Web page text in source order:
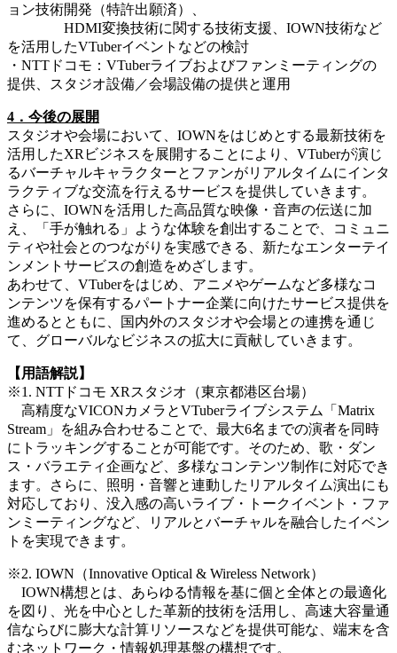
ョン技術開発（特許出願済）、
HDMI変換技術に関する技術支援、IOWN技術など
を活用したVTuberイベントなどの検討
・NTTドコモ：VTuberライブおよびファンミーティングの
提供、スタジオ設備／会場設備の提供と運用
4．今後の展開
スタジオや会場において、IOWNをはじめとする最新技術を
活用したXRビジネスを展開することにより、VTuberが演じ
るバーチャルキャラクターとファンがリアルタイムにインタ
ラクティブな交流を行えるサービスを提供していきます。
さらに、IOWNを活用した高品質な映像・音声の伝送に加
え、「手が触れる」ような体験を創出することで、コミュニ
ティや社会とのつながりを実感できる、新たなエンターテイ
ンメントサービスの創造をめざします。
あわせて、VTuberをはじめ、アニメやゲームなど多様なコ
ンテンツを保有するパートナー企業に向けたサービス提供を
進めるとともに、国内外のスタジオや会場との連携を通じ
て、グローバルなビジネスの拡大に貢献していきます。
【用語解説】
※1. NTTドコモ XRスタジオ（東京都港区台場）
高精度なVICONカメラとVTuberライブシステム「Matrix
Stream」を組み合わせることで、最大6名までの演者を同時
にトラッキングすることが可能です。そのため、歌・ダン
ス・バラエティ企画など、多様なコンテンツ制作に対応でき
ます。さらに、照明・音響と連動したリアルタイム演出にも
対応しており、没入感の高いライブ・トークイベント・ファ
ンミーティングなど、リアルとバーチャルを融合したイベン
トを実現できます。
※2. IOWN（Innovative Optical & Wireless Network）
IOWN構想とは、あらゆる情報を基に個と全体との最適化
を図り、光を中心とした革新的技術を活用し、高速大容量通
信ならびに膨大な計算リソースなどを提供可能な、端末を含
むネットワーク・情報処理基盤の構想です。